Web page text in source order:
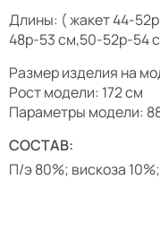
Длины: ( жакет 44-
48р-53 см,50-52р-54
Размер изделия на
Рост модели: 172 см
Параметры модели:
СОСТАВ:
П/э 80%; вискоза